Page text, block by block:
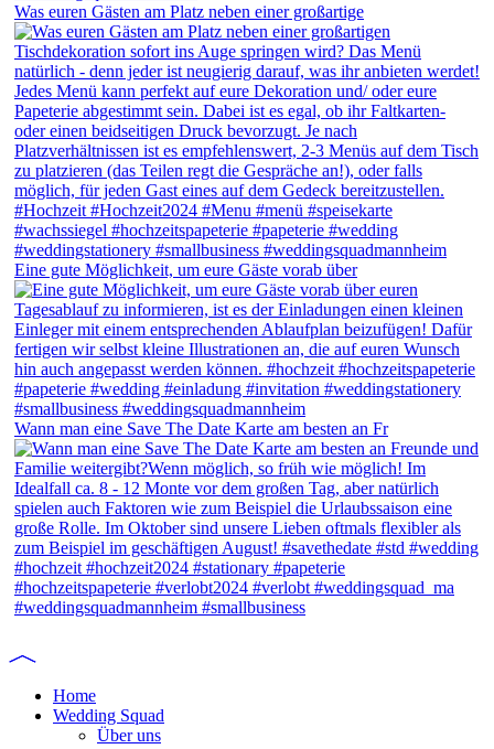
Was euren Gästen am Platz neben einer großartige
Eine gute Möglichkeit, um eure Gäste vorab über
Wann man eine Save The Date Karte am besten an Fr
Home
Wedding Squad
Über uns